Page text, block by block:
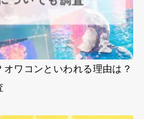
ワコンといわれる理由は？